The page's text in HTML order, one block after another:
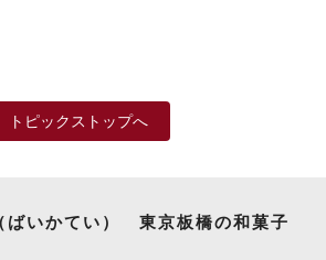
トピックストップへ
ばいかてい） 東京板橋の和菓子